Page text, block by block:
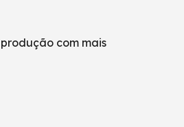
com mais